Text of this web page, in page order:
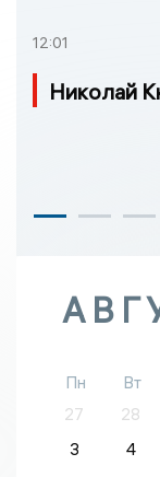
12:01
Николай
Пн Вт
27
28
3
4